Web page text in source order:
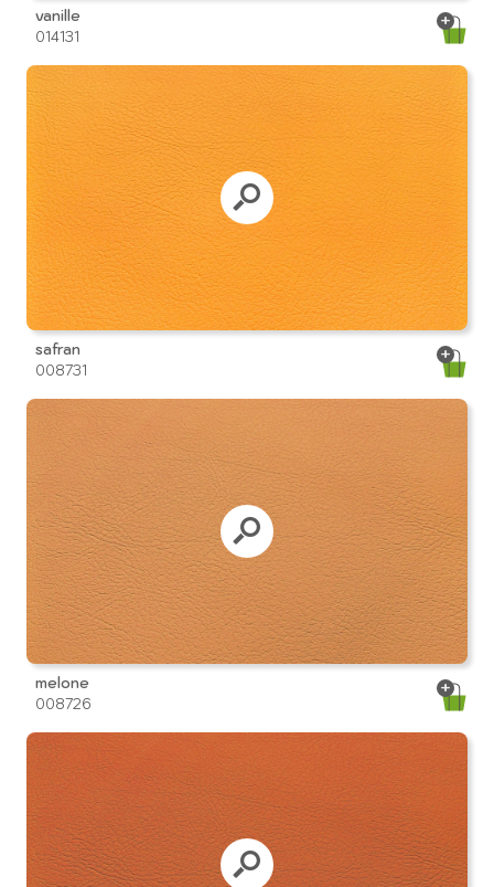
vanille
014131
safran
008731
melone
008726